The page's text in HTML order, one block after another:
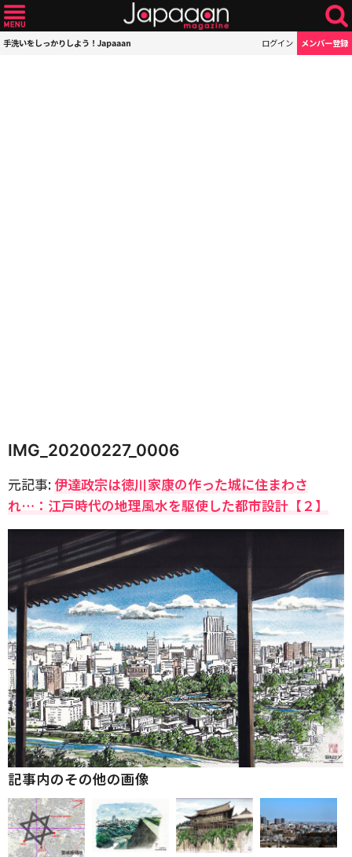
手洗いをしっかりしよう！Japaaan ログイン メンバー登録
IMG_20200227_0006
元記事:伊達政宗は徳川家康の作った城に住まわさ
れ…：江戸時代の地理風水を駆使した都市設計【２】
記事内のその他の画像